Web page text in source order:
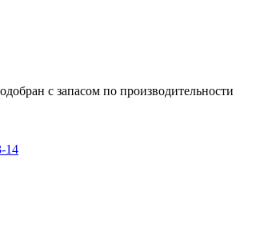
с запасом по производительности
14